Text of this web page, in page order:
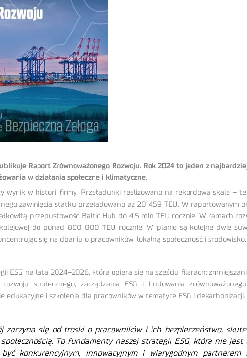
Raport Zrównoważonego Rozwoju. Rok 2024 to jeden z
w działania społeczne i klimatyczne.
wynik w historii firmy. Przeładunki realizowano na rekordową skalę –
zawinięcia statku przeładowano aż 20 459 TEU. W raportowanym
przepustowość Baltic Hub do 4,5 mln TEU rocznie. W ramach
do ponad 800 000 TEU rocznie. W planie są kolejne dwie
się na dbaniu o pracowników, lokalną społeczność i środowisko.
ESG na lata 2024–2026, która opiera się na sześciu filarach:
społecznego, zarządzania ESG i budowania
i szkolenia dla pracowników w tematyce ESG i dekarbonizacji.
zaczyna się od troski o pracowników i ich bezpieczeństwo,
To fundamenty naszej strategii ESG, która nie jest
konkurencyjnym, innowacyjnym i wiarygodnym partnerem